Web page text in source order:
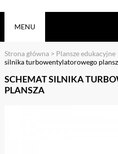
MENU
Strona główna > Plansze edukacyjne
silnika turbowentylatorowego
SCHEMAT SILNIKA
PLANSZA